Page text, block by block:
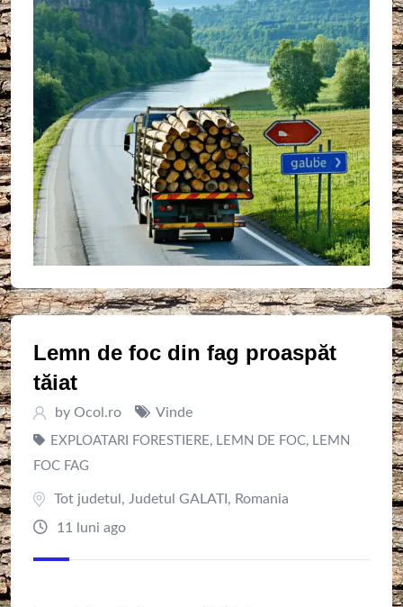
Lemn de foc din fag proaspăt
tăiat
by Ocol.ro Vinde
EXPLOATARI FORESTIERE, LEMN DE FOC, LEMN
FOC FAG
Tot judetul , Judetul GALATI , Romania
11 luni ago